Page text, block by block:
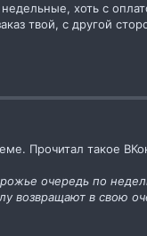
хоть с
твой, с другой
Прочитал такое
очередь по
возвращают в свою